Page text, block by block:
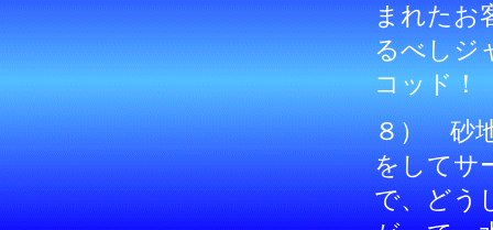
まれたお
るべしジ
コッド！
８） 砂
をしてサ
で、どう